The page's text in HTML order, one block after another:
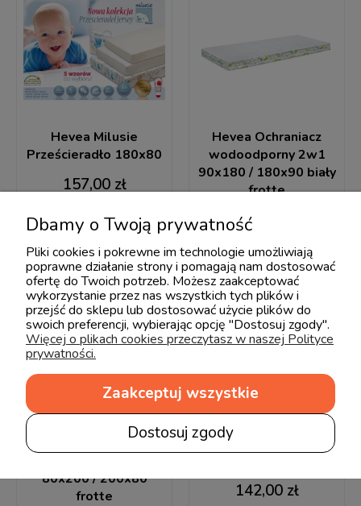
Hevea Milusie
Prześcieradło 180x80
157,00 zł
Hevea Ochraniacz
wodoodporny 2w1
90x180 / 180x90 biały
frotte
93,00 zł
Hevea Ochraniacz
80x200 / 200x80
frotte
Hevea Milusie
142,00 zł
Dbamy o Twoją prywatność
Pliki cookies i pokrewne im technologie umożliwiają
poprawne działanie strony i pomagają nam dostosować
ofertę do Twoich potrzeb. Możesz zaakceptować
wykorzystanie przez nas wszystkich tych plików i
przejść do sklepu lub dostosować użycie plików do
swoich preferencji, wybierając opcję "Dostosuj zgody".
Więcej o plikach cookies przeczytasz w naszej Polityce
prywatności.
Dostosuj zgody
Zaakceptuj wszystkie